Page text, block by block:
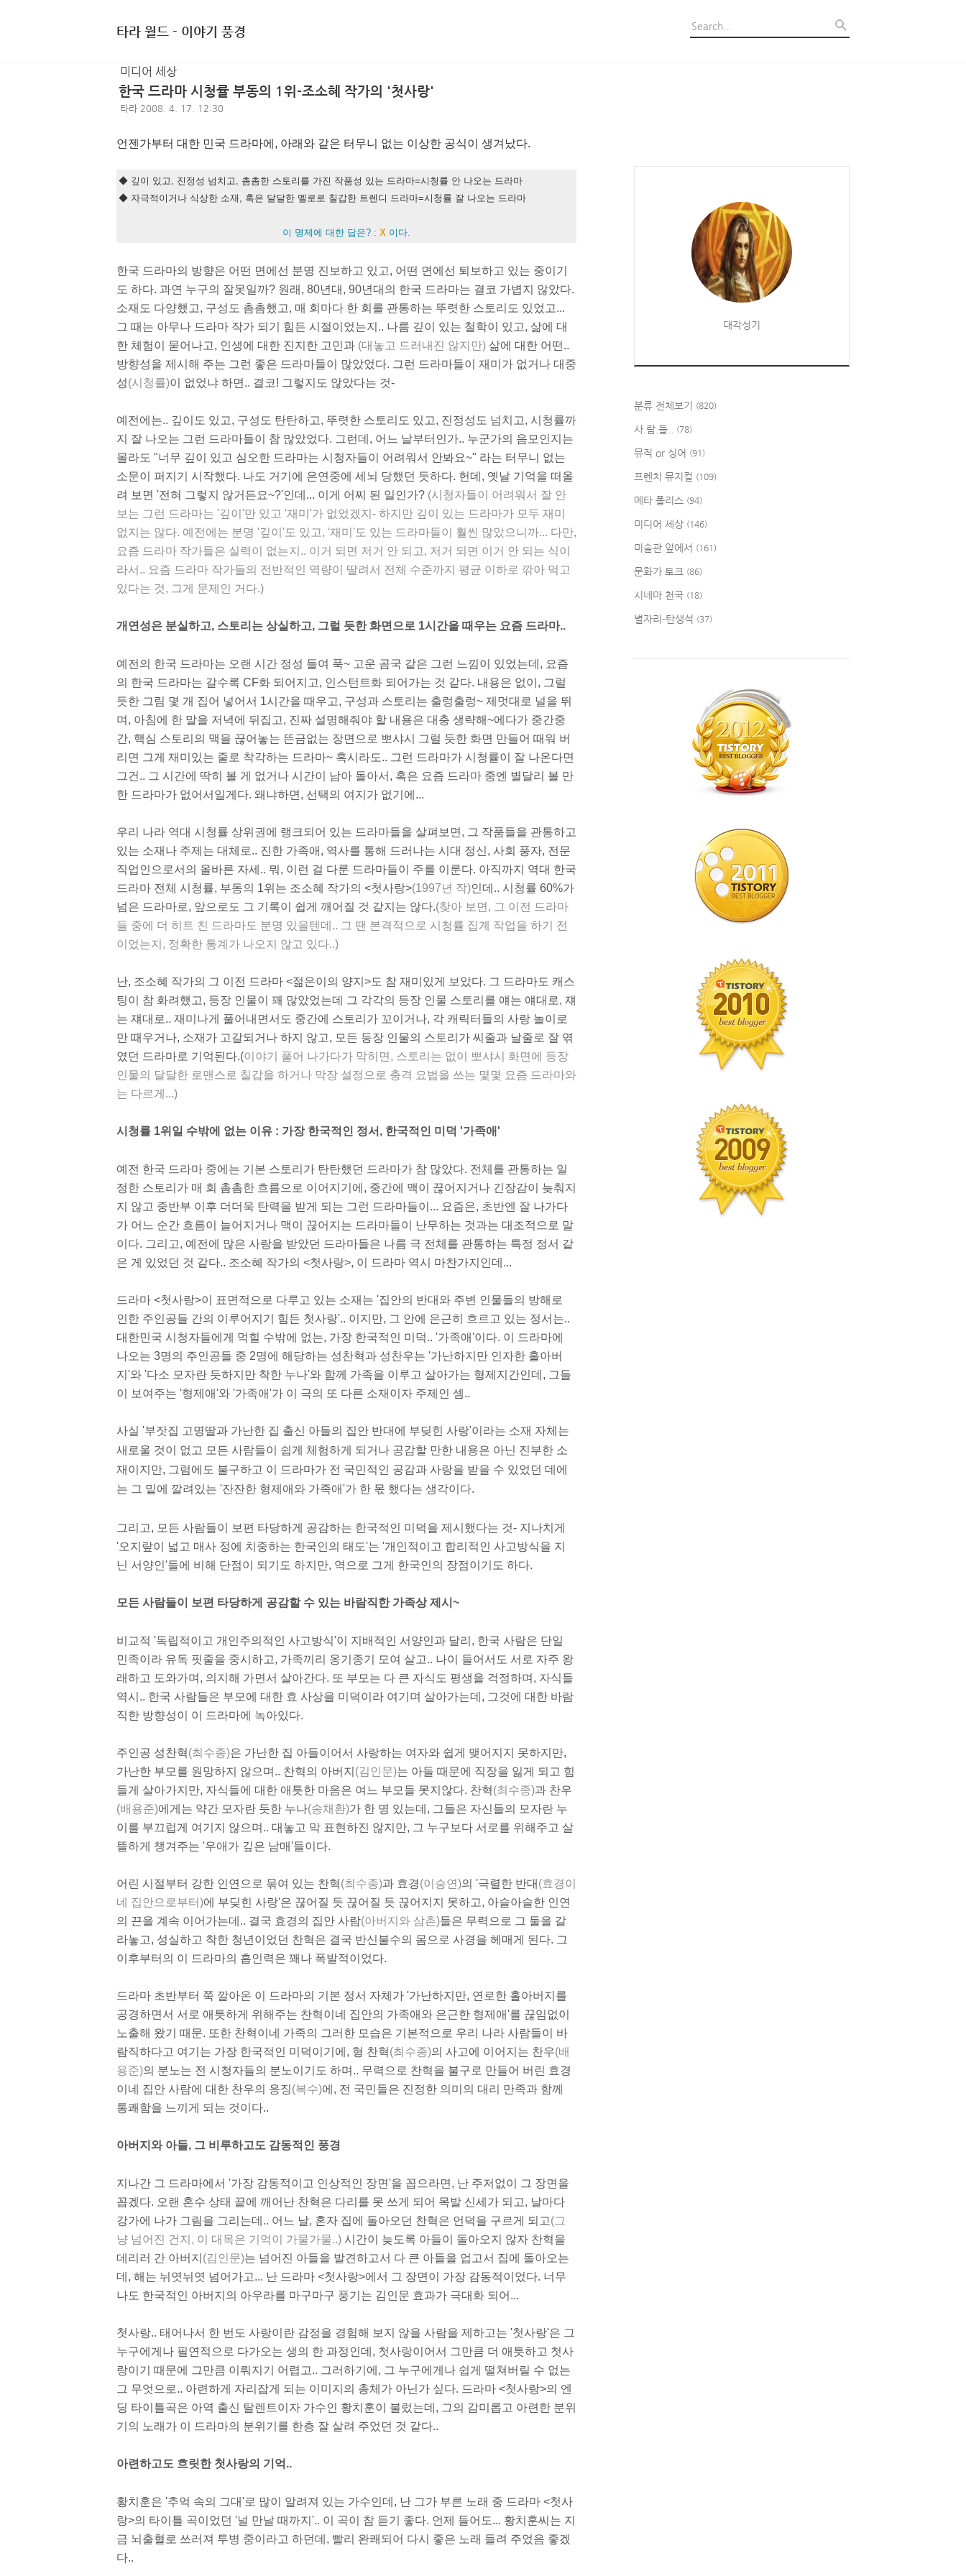
타라 월드 - 이야기 풍경
미디어 세상
한국 드라마 시청률 부동의 1위-조소혜 작가의 '첫사랑'
타라 2008. 4. 17. 12:30
언젠가부터 대한 민국 드라마에, 아래와 같은 터무니 없는 이상한 공식이 생겨났다.
◆ 깊이 있고, 진정성 넘치고, 촘촘한 스토리를 가진 작품성 있는 드라마=시청률 안 나오는 드라마
◆ 자극적이거나 식상한 소재, 혹은 달달한 멜로로 칠갑한 트렌디 드라마=시청률 잘 나오는 드라마
이 명제에 대한 답은? : X 이다.
한국 드라마의 방향은 어떤 면에선 분명 진보하고 있고, 어떤 면에선 퇴보하고 있는 중이기
도 하다. 과연 누구의 잘못일까? 원래, 80년대, 90년대의 한국 드라마는 결코 가볍지 않았다.
소재도 다양했고, 구성도 촘촘했고, 매 회마다 한 회를 관통하는 뚜렷한 스토리도 있었고...
그 때는 아무나 드라마 작가 되기 힘든 시절이었는지.. 나름 깊이 있는 철학이 있고, 삶에 대
한 체험이 묻어나고, 인생에 대한 진지한 고민과 (대놓고 드러내진 않지만) 삶에 대한 어떤..
방향성을 제시해 주는 그런 좋은 드라마들이 많았었다. 그런 드라마들이 재미가 없거나 대중
성(시청률)이 없었냐 하면.. 결코! 그렇지도 않았다는 것-
예전에는.. 깊이도 있고, 구성도 탄탄하고, 뚜렷한 스토리도 있고, 진정성도 넘치고, 시청률까
지 잘 나오는 그런 드라마들이 참 많았었다. 그런데, 어느 날부터인가.. 누군가의 음모인지는
몰라도 "너무 깊이 있고 심오한 드라마는 시청자들이 어려워서 안봐요~" 라는 터무니 없는
소문이 퍼지기 시작했다. 나도 거기에 은연중에 세뇌 당했던 듯하다. 헌데, 옛날 기억을 떠올
려 보면 '전혀 그렇지 않거든요~?'인데... 이게 어찌 된 일인가? (시청자들이 어려워서 잘 안
보는 그런 드라마는 '깊이'만 있고 '재미'가 없었겠지- 하지만 깊이 있는 드라마가 모두 재미
없지는 않다. 예전에는 분명 '깊이'도 있고, '재미'도 있는 드라마들이 훨씬 많았으니까... 다만,
요즘 드라마 작가들은 실력이 없는지.. 이거 되면 저거 안 되고, 저거 되면 이거 안 되는 식이
라서.. 요즘 드라마 작가들의 전반적인 역량이 딸려서 전체 수준까지 평균 이하로 깎아 먹고
있다는 것, 그게 문제인 거다.)
개연성은 분실하고, 스토리는 상실하고, 그럴 듯한 화면으로 1시간을 때우는 요즘 드라마..
예전의 한국 드라마는 오랜 시간 정성 들여 푹~ 고운 곰국 같은 그런 느낌이 있었는데, 요즘
의 한국 드라마는 갈수록 CF화 되어지고, 인스턴트화 되어가는 것 같다. 내용은 없이, 그럴
듯한 그림 몇 개 집어 넣어서 1시간을 때우고, 구성과 스토리는 출렁출렁~ 제멋대로 널을 뛰
며, 아침에 한 말을 저녁에 뒤집고, 진짜 설명해줘야 할 내용은 대충 생략해~에다가 중간중
간, 핵심 스토리의 맥을 끊어놓는 뜬금없는 장면으로 뽀샤시 그럴 듯한 화면 만들어 때워 버
리면 그게 재미있는 줄로 착각하는 드라마~ 혹시라도.. 그런 드라마가 시청률이 잘 나온다면
그건.. 그 시간에 딱히 볼 게 없거나 시간이 남아 돌아서, 혹은 요즘 드라마 중엔 별달리 볼 만
한 드라마가 없어서일게다. 왜냐하면, 선택의 여지가 없기에...
우리 나라 역대 시청률 상위권에 랭크되어 있는 드라마들을 살펴보면, 그 작품들을 관통하고
있는 소재나 주제는 대체로.. 진한 가족애, 역사를 통해 드러나는 시대 정신, 사회 풍자, 전문
직업인으로서의 올바른 자세.. 뭐, 이런 걸 다룬 드라마들이 주를 이룬다. 아직까지 역대 한국
드라마 전체 시청률, 부동의 1위는 조소혜 작가의 <첫사랑>(1997년 작)인데.. 시청률 60%가
넘은 드라마로, 앞으로도 그 기록이 쉽게 깨어질 것 같지는 않다.(찾아 보면, 그 이전 드라마
들 중에 더 히트 친 드라마도 분명 있을텐데.. 그 땐 본격적으로 시청률 집계 작업을 하기 전
이었는지, 정확한 통계가 나오지 않고 있다..)
난, 조소혜 작가의 그 이전 드라마 <젊은이의 양지>도 참 재미있게 보았다. 그 드라마도 캐스
팅이 참 화려했고, 등장 인물이 꽤 많았었는데 그 각각의 등장 인물 스토리를 얘는 얘대로, 쟤
는 쟤대로.. 재미나게 풀어내면서도 중간에 스토리가 꼬이거나, 각 캐릭터들의 사랑 놀이로
만 때우거나, 소재가 고갈되거나 하지 않고, 모든 등장 인물의 스토리가 씨줄과 날줄로 잘 엮
였던 드라마로 기억된다.(이야기 풀어 나가다가 막히면, 스토리는 없이 뽀샤시 화면에 등장
인물의 달달한 로맨스로 칠갑을 하거나 막장 설정으로 충격 요법을 쓰는 몇몇 요즘 드라마와
는 다르게...)
시청률 1위일 수밖에 없는 이유 : 가장 한국적인 정서, 한국적인 미덕 '가족애'
예전 한국 드라마 중에는 기본 스토리가 탄탄했던 드라마가 참 많았다. 전체를 관통하는 일
정한 스토리가 매 회 촘촘한 흐름으로 이어지기에, 중간에 맥이 끊어지거나 긴장감이 늦춰지
지 않고 중반부 이후 더더욱 탄력을 받게 되는 그런 드라마들이... 요즘은, 초반엔 잘 나가다
가 어느 순간 흐름이 늘어지거나 맥이 끊어지는 드라마들이 난무하는 것과는 대조적으로 말
이다. 그리고, 예전에 많은 사랑을 받았던 드라마들은 나름 극 전체를 관통하는 특정 정서 같
은 게 있었던 것 같다.. 조소혜 작가의 <첫사랑>, 이 드라마 역시 마찬가지인데...
드라마 <첫사랑>이 표면적으로 다루고 있는 소재는 '집안의 반대와 주변 인물들의 방해로
인한 주인공들 간의 이루어지기 힘든 첫사랑'.. 이지만, 그 안에 은근히 흐르고 있는 정서는..
대한민국 시청자들에게 먹힐 수밖에 없는, 가장 한국적인 미덕.. '가족애'이다. 이 드라마에
나오는 3명의 주인공들 중 2명에 해당하는 성찬혁과 성찬우는 '가난하지만 인자한 홀아버
지'와 '다소 모자란 듯하지만 착한 누나'와 함께 가족을 이루고 살아가는 형제지간인데, 그들
이 보여주는 '형제애'와 '가족애'가 이 극의 또 다른 소재이자 주제인 셈..
사실 '부잣집 고명딸과 가난한 집 출신 아들의 집안 반대에 부딪힌 사랑'이라는 소재 자체는
새로울 것이 없고 모든 사람들이 쉽게 체험하게 되거나 공감할 만한 내용은 아닌 진부한 소
재이지만, 그럼에도 불구하고 이 드라마가 전 국민적인 공감과 사랑을 받을 수 있었던 데에
는 그 밑에 깔려있는 '잔잔한 형제애와 가족애'가 한 몫 했다는 생각이다.
그리고, 모든 사람들이 보편 타당하게 공감하는 한국적인 미덕을 제시했다는 것- 지나치게
'오지랖이 넓고 매사 정에 치중하는 한국인의 태도'는 '개인적이고 합리적인 사고방식을 지
닌 서양인'들에 비해 단점이 되기도 하지만, 역으로 그게 한국인의 장점이기도 하다.
모든 사람들이 보편 타당하게 공감할 수 있는 바람직한 가족상 제시~
비교적 '독립적이고 개인주의적인 사고방식'이 지배적인 서양인과 달리, 한국 사람은 단일
민족이라 유독 핏줄을 중시하고, 가족끼리 옹기종기 모여 살고.. 나이 들어서도 서로 자주 왕
래하고 도와가며, 의지해 가면서 살아간다. 또 부모는 다 큰 자식도 평생을 걱정하며, 자식들
역시.. 한국 사람들은 부모에 대한 효 사상을 미덕이라 여기며 살아가는데, 그것에 대한 바람
직한 방향성이 이 드라마에 녹아있다.
주인공 성찬혁(최수종)은 가난한 집 아들이어서 사랑하는 여자와 쉽게 맺어지지 못하지만,
가난한 부모를 원망하지 않으며.. 찬혁의 아버지 (김인문)는 아들 때문에 직장을 잃게 되고 힘
들게 살아가지만, 자식들에 대한 애틋한 마음은 여느 부모들 못지않다. 찬혁(최수종)과 찬우
(배용준)에게는 약간 모자란 듯한 누나(송채환)가 한 명 있는데, 그들은 자신들의 모자란 누
이를 부끄럽게 여기지 않으며.. 대놓고 막 표현하진 않지만, 그 누구보다 서로를 위해주고 살
뜰하게 챙겨주는 '우애가 깊은 남매'들이다.
어린 시절부터 강한 인연으로 묶여 있는 찬혁(최수종)과 효경(이승연)의 '극렬한 반대 (효경이
네 집안으로부터)에 부딪힌 사랑'은 끊어질 듯 끊어질 듯 끊어지지 못하고, 아슬아슬한 인연
의 끈을 계속 이어가는데.. 결국 효경의 집안 사람(아버지와 삼촌)들은 무력으로 그 둘을 갈
라놓고, 성실하고 착한 청년이었던 찬혁은 결국 반신불수의 몸으로 사경을 헤매게 된다. 그
이후부터의 이 드라마의 흡인력은 꽤나 폭발적이었다.
드라마 초반부터 쭉 깔아온 이 드라마의 기본 정서 자체가 '가난하지만, 연로한 홀아버지를
공경하면서 서로 애틋하게 위해주는 찬혁이네 집안의 가족애와 은근한 형제애'를 끊임없이
노출해 왔기 때문. 또한 찬혁이네 가족의 그러한 모습은 기본적으로 우리 나라 사람들이 바
람직하다고 여기는 가장 한국적인 미덕이기에, 형 찬혁(최수종)의 사고에 이어지는 찬우(배
용준)의 분노는 전 시청자들의 분노이기도 하며.. 무력으로 찬혁을 불구로 만들어 버린 효경
이네 집안 사람에 대한 찬우의 응징(복수)에, 전 국민들은 진정한 의미의 대리 만족과 함께
통쾌함을 느끼게 되는 것이다..
아버지와 아들, 그 비루하고도 감동적인 풍경
지나간 그 드라마에서 '가장 감동적이고 인상적인 장면'을 꼽으라면, 난 주저없이 그 장면을
꼽겠다. 오랜 혼수 상태 끝에 깨어난 찬혁은 다리를 못 쓰게 되어 목발 신세가 되고, 날마다
강가에 나가 그림을 그리는데.. 어느 날, 혼자 집에 돌아오던 찬혁은 언덕을 구르게 되고(그
냥 넘어진 건지, 이 대목은 기억이 가물가물..) 시간이 늦도록 아들이 돌아오지 않자 찬혁을
데리러 간 아버지 (김인문)는 넘어진 아들을 발견하고서 다 큰 아들을 업고서 집에 돌아오는
데, 해는 뉘엿뉘엿 넘어가고... 난 드라마 <첫사랑>에서 그 장면이 가장 감동적이었다. 너무
나도 한국적인 아버지의 아우라를 마구마구 풍기는 김인문 효과가 극대화 되어...
첫사랑.. 태어나서 한 번도 사랑이란 감정을 경험해 보지 않을 사람을 제하고는 '첫사랑'은 그
누구에게나 필연적으로 다가오는 생의 한 과정인데, 첫사랑이어서 그만큼 더 애틋하고 첫사
랑이기 때문에 그만큼 이뤄지기 어렵고.. 그러하기에, 그 누구에게나 쉽게 떨쳐버릴 수 없는
그 무엇으로.. 아련하게 자리잡게 되는 이미지의 총체가 아닌가 싶다. 드라마 <첫사랑>의 엔
딩 타이틀곡은 아역 출신 탈렌트이자 가수인 황치훈이 불렀는데, 그의 감미롭고 아련한 분위
기의 노래가 이 드라마의 분위기를 한층 잘 살려 주었던 것 같다..
아련하고도 흐릿한 첫사랑의 기억..
황치훈은 '추억 속의 그대'로 많이 알려져 있는 가수인데, 난 그가 부른 노래 중 드라마 <첫사
랑>의 타이틀 곡이었던 '널 만날 때까지'.. 이 곡이 참 듣기 좋다. 언제 들어도... 황치훈씨는 지
금 뇌출혈로 쓰러져 투병 중이라고 하던데, 빨리 완쾌되어 다시 좋은 노래 들려 주었음 좋겠
다..
대각성기
분류 전체보기 (820)
사.람.들.. (78)
뮤직 or 싱어 (91)
프렌치 뮤지컬 (109)
메타 폴리스 (94)
미디어 세상 (146)
미술관 앞에서 (161)
문화가 토크 (86)
시네마 천국 (18)
별자리-탄생석 (37)